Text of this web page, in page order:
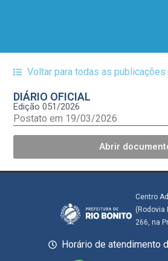
Voltar para todas as publicações
DIÁRIO OFICIAL
Edição 051/2026
Postato em 19/03/2026
Abrir
Centro
(Rodovia
266, na
Horário de atendimento